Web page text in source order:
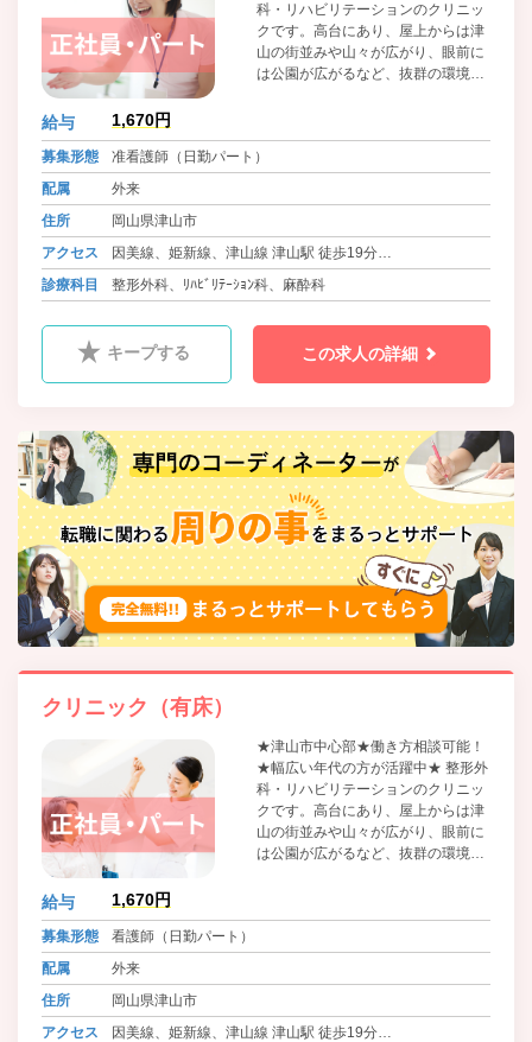
科・リハビリテーションのクリニッ
クです。高台にあり、屋上からは津
山の街並みや山々が広がり、眼前に
は公園が広がるなど、抜群の環境で
給与 1,670円
募集形態
准看護師（日勤パート）
配属
外来
住所
岡山県津山市
アクセス
因美線、姫新線、津山線 津山駅 徒歩19分
バス 中鉄ほくぶバス等 文化センター北口 徒歩2分
診療科目 整形外科、ﾘﾊﾋﾞﾘﾃｰｼｮﾝ科、麻酔科
キープする この求人の詳細
クリニック（有床）
★津山市中心部★働き方相談可能！
★幅広い年代の方が活躍中★ 整形外
科・リハビリテーションのクリニッ
クです。高台にあり、屋上からは津
山の街並みや山々が広がり、眼前に
は公園が広がるなど、抜群の環境で
給与 1,670円
募集形態
看護師（日勤パート）
配属
外来
住所
岡山県津山市
アクセス
因美線、姫新線、津山線 津山駅 徒歩19分